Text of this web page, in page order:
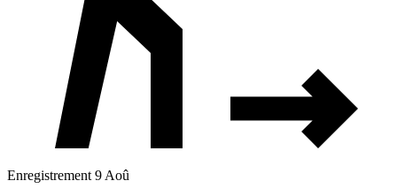
Enregistrement 9 Aoû